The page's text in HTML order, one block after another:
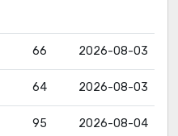
66 2026-08-03
64 2026-08-03
95 2026-08-04